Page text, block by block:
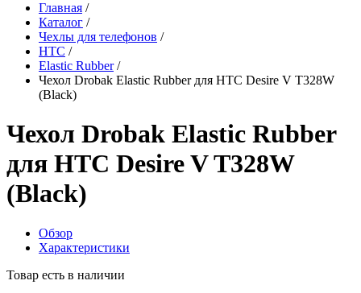
Главная /
Каталог /
Чехлы для телефонов /
HTC /
Elastic Rubber/
Чехол Drobak Elastic Rubber для HTC Desire V T328W
(Black)
Чехол Drobak Elastic Rubber
для HTC Desire V T328W
(Black)
Обзор
Характеристики
Товар есть в наличии